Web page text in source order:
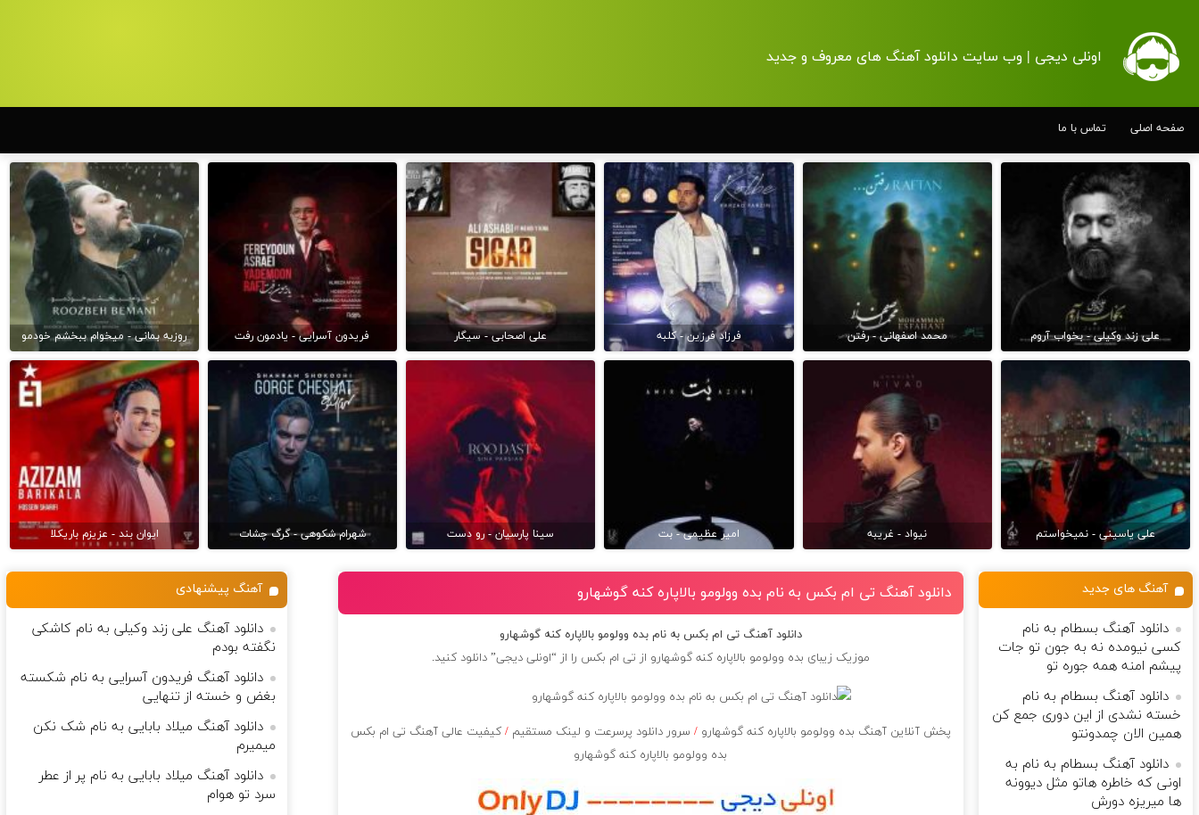
اونلی دیجی | وب سایت دانلود آهنگ های معروف و جدید
صفحه اصلی تماس با ما
علی زند وکیلی - بخواب آروم محمد اصفهانی - رفتن فرزاد فرزین - کلبه علی اصحابی - سیگار فریدون آسرایی - یادمون رفت روزبه بمانی - میخوام ببخشم خودمو
علی یاسینی - نمیخواستم نیواد - غریبه امیر عظیمی - بت سینا پارسیان - رو دست شهرام شکوهی - گرگ چشات ایوان بند - عزیزم باریکلا
دانلود آهنگ تی ام بکس به نام بده وولومو بالاپاره کنه گوشهارو
دانلود آهنگ تی ام بکس به نام بده وولومو بالاپاره کنه گوشهارو
موزیک زیبای بده وولومو بالاپاره کنه گوشهارو از تی ام بکس را از “اونلی دیجی” دانلود کنید.
پخش آنلاین آهنگ بده وولومو بالاپاره کنه گوشهارو/ سرور دانلود پرسرعت و لینک مستقیم/ کیفیت عالی آهنگ تی ام بکس
بده وولومو بالاپاره کنه گوشهارو
آهنگ های جدید
دانلود آهنگ بسطام به نام
کسی نیومده نه به جون تو جات
پیشم امنه همه جوره تو
دانلود آهنگ بسطام به نام
خسته نشدی از این دوری جمع کن
همین الان چمدونتو
دانلود آهنگ بسطام به نام به
اونی که خاطره هاتو مثل دیوونه
ها میریزه دورش
آهنگ پیشنهادی
دانلود آهنگ علی زند وکیلی به نام کاشکی
نگفته بودم
دانلود آهنگ فریدون آسرایی به نام شکسته
بغض و خسته از تنهایی
دانلود آهنگ میلاد بابایی به نام شک نکن
میمیرم
دانلود آهنگ میلاد بابایی به نام پر از عطر
سرد تو هوام